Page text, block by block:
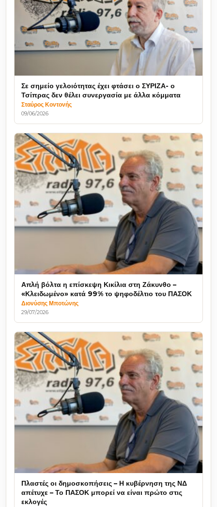
Σε σημείο γελοιότητας έχει φτάσει ο ΣΥΡΙΖΑ- ο
Τσίπρας δεν θέλει συνεργασία με άλλα κόμματα
Σταύρος Κοντονής
09/06/2026
Απλή βόλτα η επίσκεψη Κικίλια στη Ζάκυνθο –
«Κλειδωμένο» κατά 99% το ψηφοδέλτιο του ΠΑΣΟΚ
Διονύσης Μποτώνης
29/07/2026
Πλαστές οι δημοσκοπήσεις – Η κυβέρνηση της ΝΔ
απέτυχε – Το ΠΑΣΟΚ μπορεί να είναι πρώτο στις
εκλογές